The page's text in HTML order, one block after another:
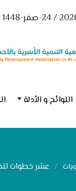
اللوائح و الأدلة
عشر خطوات